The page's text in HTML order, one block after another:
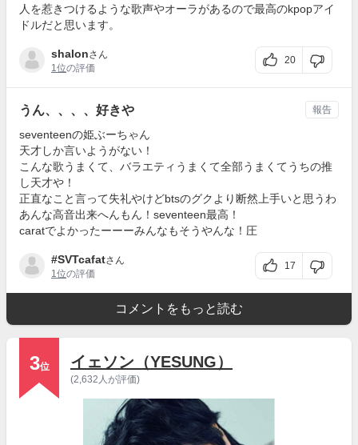
人を惹きつけるような歌声やオーラがあるので最高のkpopアイ
ドルだと思います。
shalonさん
1位の評価
20
うん、、、、好きや
seventeenの姫ぶーちゃん
天才しか言いようがない！
こんな歌うまくて、バラエティうまくて全部うまくてうちの推
し天才や！
正直なこと言って失礼やけどbtsのグクより断然上手いと思うわ
あんな高音出来へんもん！seventeen最高！
caratでよかったーーーみんなもそうやんな！圧
#SVTcafatさん
1位の評価
17
報告
コメントをもっと読む
3位 イェソン（YESUNG）
(2,632人が評価)